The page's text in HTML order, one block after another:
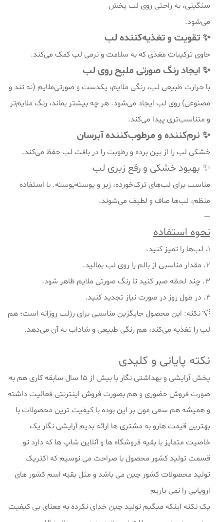
سنگینی، به راحتی روی لب پخش
می‌شود.
✨ تقویت و تغذیه‌کننده لب
حاوی ترکیبات مغذی که به سلامت و نرمی لب کمک می‌کند.
✨ ایجاد رنگ صورتی ملیح روی لب
با حرارت طبیعی لب، رنگی ملایم، یکدست و صورتی‌ملایم (نه تند و
مصنوعی) روی لب ایجاد می‌شود. هر چه بیشتر بماند، رنگ ملایم‌تر
و متناسب‌تری پیدا می‌کند.
✨ نرم‌کننده و مرطوب‌کننده آبرسان
خشکی لب را از بین برده و رطوبت را در بافت لب حفظ می‌کند.
✨ بهبود خشکی و رفع زبری لب
مناسب برای لب‌های ترک‌خورده، زبر و پوسته‌پوسته. با استفاده
منظم، لب‌ها صاف و لطیف می‌شوند.
---
نحوه استفاده
1. لب‌ها را تمیز کنید.
2. مقدار مناسبی از بالم را روی لب بمالید.
3. چند لحظه صبر کنید تا رنگ صورتی ملایم ظاهر شود.
4. در طول روز در صورت نیاز تجدید کنید.
💡 نکته: این محصول جایگزین مناسبی برای رژلب روزانه است؛ هم
لب را تغذیه می‌کند، هم رنگی طبیعی و شاداب به آن می‌دهد.
نکته پایانی و کلیدی
پخش آرایشی و بهداشتی نگار با بیش از 15 سال سابقه کاری هم به
صورت فروش حضوری و هم بصورت فروش اینترنتی فعالیت داشته
و همیشه هم سعی مون بر این بوده با کیفیت ترین محصولات با
بهترین قیمت هارو به مشتری ها ارائه بدیم آرایشی نگار یک
خاصیت متمایز با بقیه فروشگاه ها و آنلاین شاپ ها که دارد تو
قسمت تولید کشور محصول با صراحت می نوسیم که اکثریک
تولید محصولات کشور چین می باشد و مثل بقیه اسم کشور های
اروپایی را نمی یاریم
یک نکته اینکه میگیم تولید چین خدای نکرده به معنای بی کیفیت